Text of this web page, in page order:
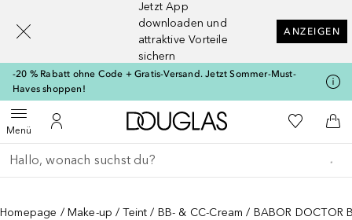
Jetzt App
downloaden und
attraktive Vorteile
sichern
ANZEIGEN
-20 % Rabatt ohne Code + Gratis-Versand. Jetzt Sommer-Must-
Haves shoppen!
MenüMenü öffnenZu Meinem Kundenkonto
Zur Douglas Startseite
Zu Meiner
Gehe zurück
Suche ausführen
Homepage Make-up Teint BB- & CC-Cream BABOR DOCTOR
[navigation.slideout.screenreader]